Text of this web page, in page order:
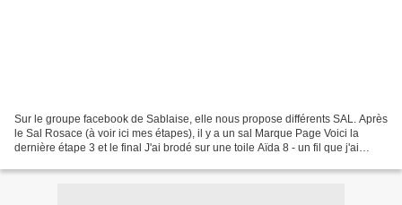
Sur le groupe facebook de Sablaise, elle nous propose différents SAL. Après
le Sal Rosace (à voir ici mes étapes), il y a un sal Marque Page Voici la
dernière étape 3 et le final J'ai brodé sur une toile Aïda 8 - un fil que j'ai